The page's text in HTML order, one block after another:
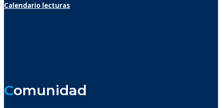
Calendario lecturas
Comunidad